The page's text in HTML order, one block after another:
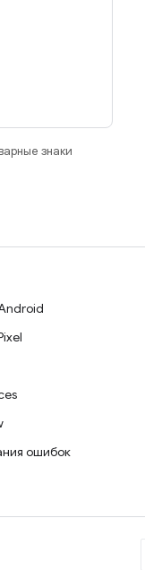
знаки
ошибок